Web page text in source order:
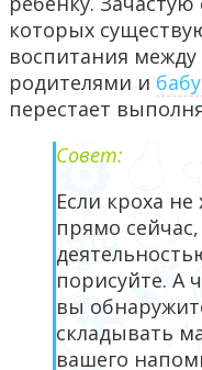
которых
воспитания
родителями и
перестает
Совет:
Если кроха
прямо
порисуйте. А
вы
складывать
вашего